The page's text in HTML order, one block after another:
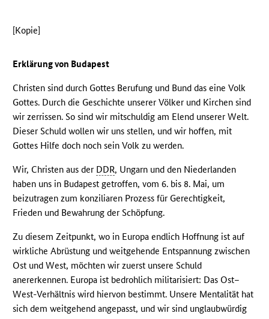
[Kopie]
Erklärung von Budapest
Christen sind durch Gottes Berufung und Bund das eine Volk
Gottes. Durch die Geschichte unserer Völker und Kirchen sind
wir zerrissen. So sind wir mitschuldig am Elend unserer Welt.
Dieser Schuld wollen wir uns stellen, und wir hoffen, mit
Gottes Hilfe doch noch sein Volk zu werden.
Wir, Christen aus der DDR, Ungarn und den Niederlanden
haben uns in Budapest getroffen, vom 6. bis 8. Mai, um
beizutragen zum konziliaren Prozess für Gerechtigkeit,
Frieden und Bewahrung der Schöpfung.
Zu diesem Zeitpunkt, wo in Europa endlich Hoffnung ist auf
wirkliche Abrüstung und weitgehende Entspannung zwischen
Ost und West, möchten wir zuerst unsere Schuld
anererkennen. Europa ist bedrohlich militarisiert: Das Ost–
West-Verhältnis wird hiervon bestimmt. Unsere Mentalität hat
sich dem weitgehend angepasst, und wir sind unglaubwürdig